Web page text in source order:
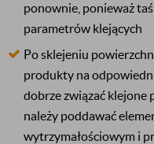
ponownie, ponieważ
parametrów klejących
Po sklejeniu
produkty na
dobrze związać klejone
należy poddawać
wytrzymałościowym i